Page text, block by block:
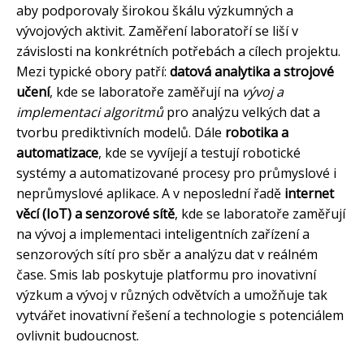
aby podporovaly širokou škálu výzkumných a
vývojových aktivit. Zaměření laboratoří se liší v
závislosti na konkrétních potřebách a cílech projektu.
Mezi typické obory patří: datová analytika a strojové
učení, kde se laboratoře zaměřují na vývoj a
implementaci algoritmůpro analýzu velkých dat a
tvorbu prediktivních modelů. Dále robotika a
automatizace, kde se vyvíjejí a testují robotické
systémy a automatizované procesy pro průmyslové i
neprůmyslové aplikace. A v neposlední řadě internet
věcí (IoT) a senzorové sítě, kde se laboratoře zaměřují
na vývoj a implementaci inteligentních zařízení a
senzorových sítí pro sběr a analýzu dat v reálném
čase. Smis lab poskytuje platformu pro inovativní
výzkum a vývoj v různých odvětvích a umožňuje tak
vytvářet inovativní řešení a technologie s potenciálem
ovlivnit budoucnost.